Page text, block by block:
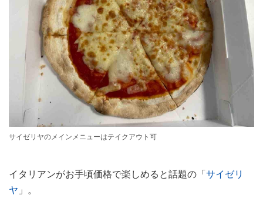
サイゼリヤのメインメニューはテイクアウト可
イタリアンがお手頃価格で楽しめると話題の「サイゼリ
ヤ 」。